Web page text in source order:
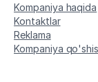
Kompaniya haqida
Kontaktlar
Reklama
Kompaniya